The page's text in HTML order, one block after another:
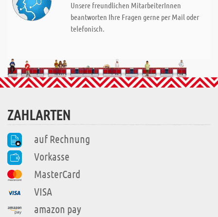
Unsere freundlichen MitarbeiterInnen
beantworten Ihre Fragen gerne per Mail oder
telefonisch.
ZAHLARTEN
auf Rechnung
Vorkasse
MasterCard
VISA
amazon pay